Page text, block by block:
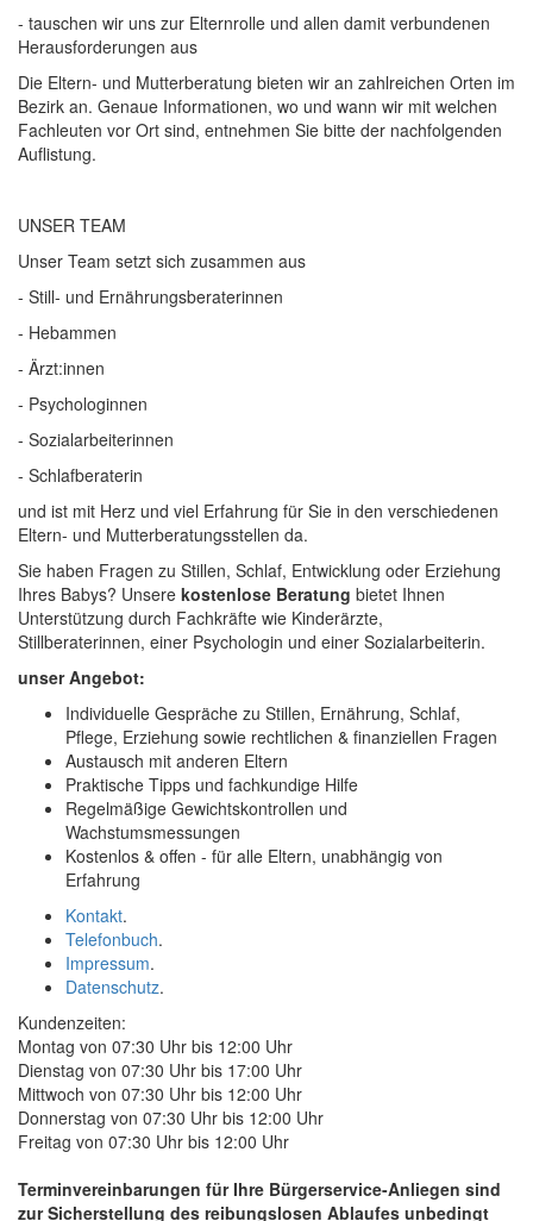
- tauschen wir uns zur Elternrolle und allen damit verbundenen
Herausforderungen aus
Die Eltern- und Mutterberatung bieten wir an zahlreichen Orten im
Bezirk an. Genaue Informationen, wo und wann wir mit welchen
Fachleuten vor Ort sind, entnehmen Sie bitte der nachfolgenden
Auflistung.
UNSER TEAM
Unser Team setzt sich zusammen aus
- Still- und Ernährungsberaterinnen
- Hebammen
- Ärzt:innen
- Psychologinnen
- Sozialarbeiterinnen
- Schlafberaterin
und ist mit Herz und viel Erfahrung für Sie in den verschiedenen
Eltern- und Mutterberatungsstellen da.
Sie haben Fragen zu Stillen, Schlaf, Entwicklung oder Erziehung
Ihres Babys? Unsere kostenlose Beratung bietet Ihnen
Unterstützung durch Fachkräfte wie Kinderärzte,
Stillberaterinnen, einer Psychologin und einer Sozialarbeiterin.
unser Angebot:
Individuelle Gespräche zu Stillen, Ernährung, Schlaf,
Pflege, Erziehung sowie rechtlichen & finanziellen Fragen
Austausch mit anderen Eltern
Praktische Tipps und fachkundige Hilfe
Regelmäßige Gewichtskontrollen und
Wachstumsmessungen
Kostenlos & offen - für alle Eltern, unabhängig von
Erfahrung
Kontakt.
Telefonbuch.
Impressum.
Datenschutz.
Kundenzeiten:
Montag von 07:30 Uhr bis 12:00 Uhr
Dienstag von 07:30 Uhr bis 17:00 Uhr
Mittwoch von 07:30 Uhr bis 12:00 Uhr
Donnerstag von 07:30 Uhr bis 12:00 Uhr
Freitag von 07:30 Uhr bis 12:00 Uhr
Terminvereinbarungen für Ihre Bürgerservice-Anliegen sind
zur Sicherstellung des reibungslosen Ablaufes unbedingt